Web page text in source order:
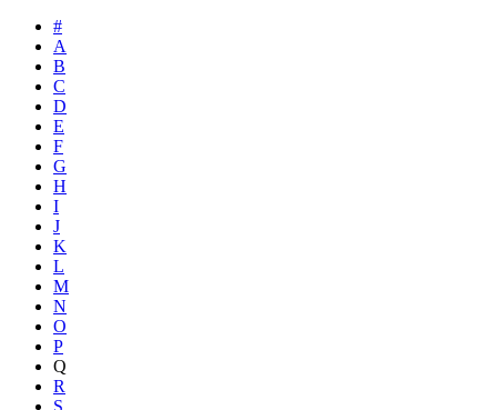
#
A
B
C
D
E
F
G
H
I
J
K
L
M
N
O
P
Q
R